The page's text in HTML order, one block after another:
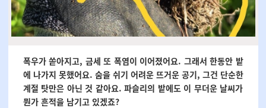
폭우가 쏟아지고, 금세 또 폭염이 이어졌어요. 그래서 한동안 밭
에 나가지 못했어요. 숨을 쉬기 어려운 뜨거운 공기, 그건 단순한
계절 탓만은 아닌 것 같아요. 파슬리의 밭에도 이 무더운 날씨가
뭔가 흔적을 남기고 있겠죠?